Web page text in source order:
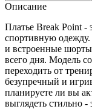
Описание
Платье Break Point -
спортивную
и встроенные
всего дня. Модель
переходить от
безупречный и
планируете ли вы
выглядеть стильно -